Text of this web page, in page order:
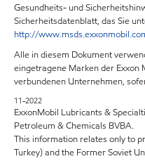
Gesundheits- und
Sicherheitsdatenblatt, das Sie
http://
Alle in diesem Dokument
eingetragene Marken der
verbundenen Unternehmen,
11-2022
ExxonMobil Lubricants &
Petroleum & Chemicals BVBA.
This information relates only to
Turkey) and the Former Soviet